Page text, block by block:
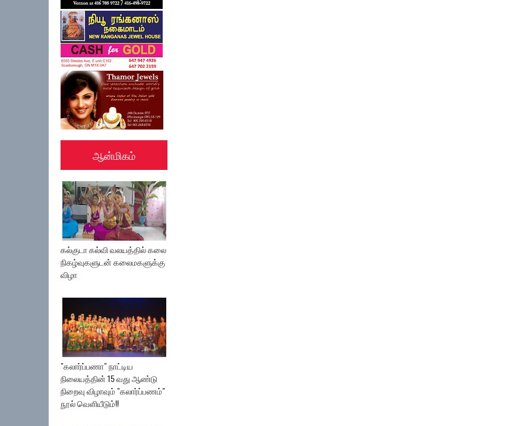
ஆன்மிகம்
கல்குடா கல்வி வலயத்தில் கலை
நிகழ்வுகளுடன் கலைமகளுக்கு
விழா
"கலார்ப்பணா" நாட்டிய
நிலையத்தின் 15 வது ஆண்டு
நிறைவு விழாவும் "கலார்ப்பணம்"
நூல் வெளியீடும்!!